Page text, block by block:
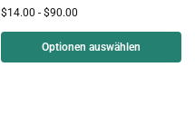
$14.00 - $90.00
Optionen auswählen